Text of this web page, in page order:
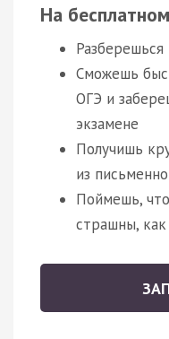
На
Сможешь
ОГЭ и
экзамене
Получишь
из
Поймешь,
страшны,